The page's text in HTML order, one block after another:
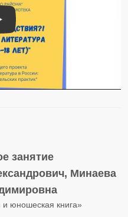
или Последствия?!»:
занятие
Минаева
и юношеская книга»